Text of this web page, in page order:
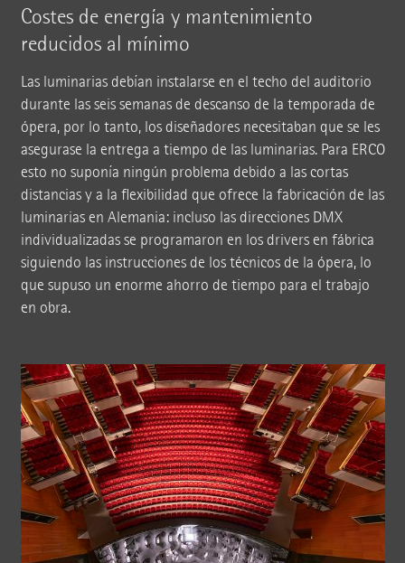
Costes de energía y mantenimiento
reducidos al mínimo
Las luminarias debían instalarse en el techo del auditorio
durante las seis semanas de descanso de la temporada de
ópera, por lo tanto, los diseñadores necesitaban que se les
asegurase la entrega a tiempo de las luminarias. Para ERCO
esto no suponía ningún problema debido a las cortas
distancias y a la flexibilidad que ofrece la fabricación de las
luminarias en Alemania: incluso las direcciones DMX
individualizadas se programaron en los drivers en fábrica
siguiendo las instrucciones de los técnicos de la ópera, lo
que supuso un enorme ahorro de tiempo para el trabajo
en obra.